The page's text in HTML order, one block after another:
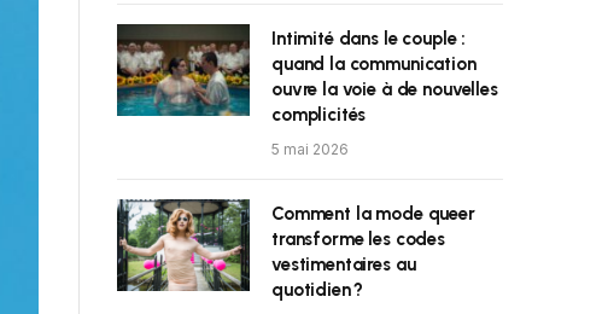
Intimité dans le couple :
quand la communication
ouvre la voie à de nouvelles
complicités
5 mai 2026
Comment la mode queer
transforme les codes
vestimentaires au
quotidien ?